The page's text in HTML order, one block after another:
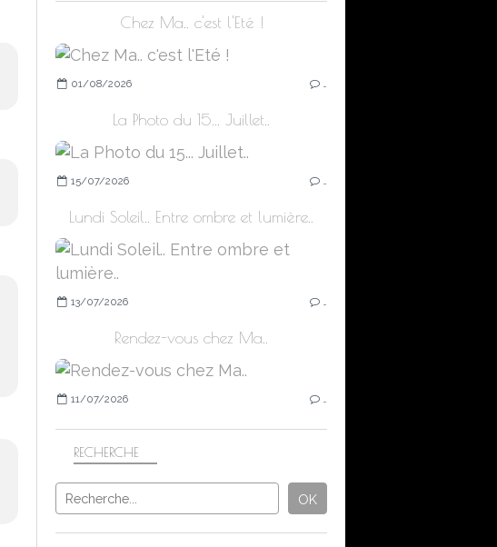
RECHERCHE
Chez Ma.. c'est l'Eté !
01/08/2026
La Photo du 15... Juillet..
15/07/2026
Lundi Soleil.. Entre ombre et lumière..
13/07/2026
Rendez-vous chez Ma..
11/07/2026